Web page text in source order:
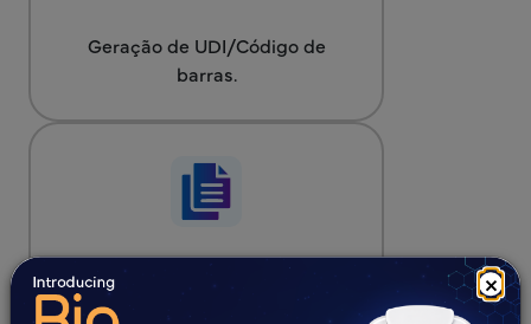
×
Geração de UDI/Código de
barras.
Criação de conta GUDID/Apoio à
criação de conta GUDID.